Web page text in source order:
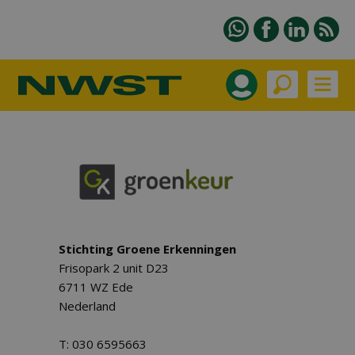
Stichting Groene Erkenningen
Frisopark 2 unit D23
6711 WZ Ede
Nederland
T: 030 6595663